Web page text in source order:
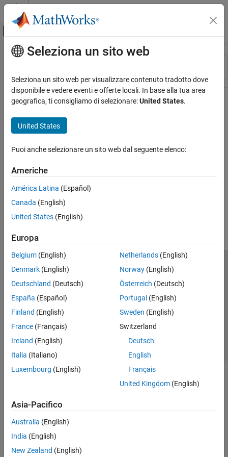
Vai al contenuto
Attiva/disattiva menu di navigazione
Risorsa
Stato
Contenuto principale
Seleziona un sito web
Seleziona un sito web per visualizzare contenuto tradotto dove
disponibile e vedere eventi e offerte locali. In base alla tua area
geografica, ti consigliamo di selezionare:United States.
United States
Puoi anche selezionare un sito web dal seguente elenco:
Americhe
América Latina (Español)
Canada (English)
United States (English)
Europa
Belgium (English)
Denmark (English)
Deutschland (Deutsch)
España (Español)
Finland (English)
France (Français)
Ireland (English)
Italia (Italiano)
Luxembourg (English)
Netherlands(English)
Norway(English)
Österreich (Deutsch)
Portugal (English)
Sweden (English)
Switzerland
Deutsch
English
Français
United Kingdom(English)
Asia-Pacifico
Australia (English)
India (English)
New Zealand (English)
Centro di fiducia
Informativa sulla privacy
Antipirateria
Stato dell'applicazione
Contatti
© 1994-2026 The MathWorks, Inc.